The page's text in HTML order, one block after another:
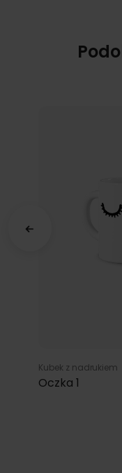
Kubek z nadrukiem
Oczka 1